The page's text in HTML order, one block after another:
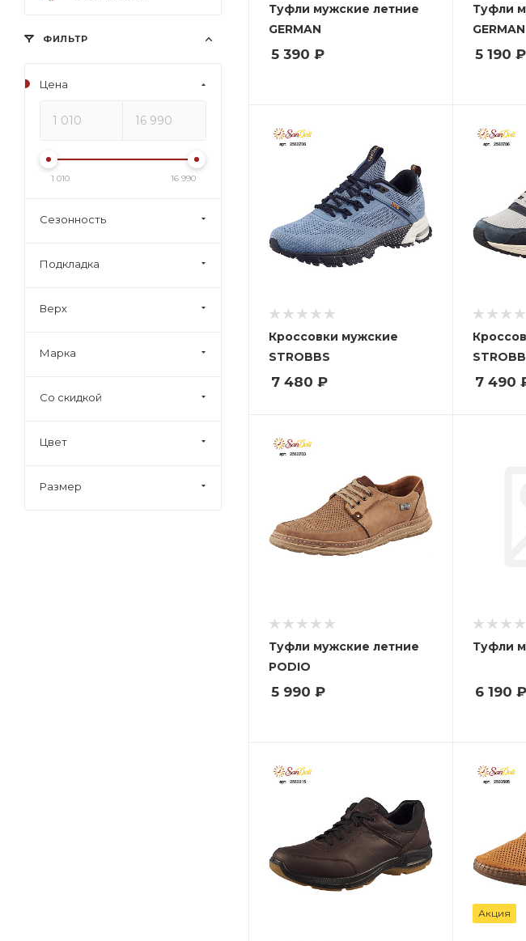
Туфли мужские летние
GERMAN
5 390 ₽
Туфли
GERMAN
5 190 ₽
Кроссовки мужские
STROBBS
7 480 ₽ 7 490
Туфли мужские летние
PODIO
5 990 ₽
Туфли
6 190 ₽
Акция
ФИЛЬТР
Цена
1 010 16 990
Сезонность
Подкладка
Верх
Марка
Со скидкой
Цвет
Размер